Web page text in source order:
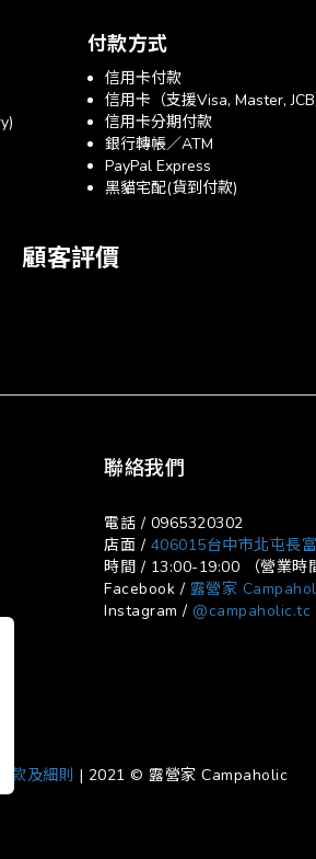
付款方式
信用卡付款
信用卡（支援Visa, Master,
信用卡分期付款
銀行轉帳／ATM
PayPal Express
黑貓宅配(貨到付款)
顧客評價
聯絡我們
電話 / 0965320302
店面 / 406015台中市北屯長
時間 / 13:00-19:00 （營業時
Facebook / 露營家
Instagram / @campaholic.tc
條款及細則 | 2021 © 露營家 Campaholic